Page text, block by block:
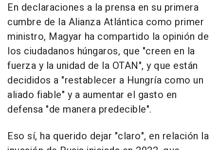
En declaraciones a la prensa en su primera
cumbre de la Alianza Atlántica como primer
ministro, Magyar ha compartido la opinión de
los ciudadanos húngaros, que "creen en la
fuerza y la unidad de la OTAN", y que están
decididos a "restablecer a Hungría como un
aliado fiable" y a aumentar el gasto en
defensa "de manera predecible".
Eso sí, ha querido dejar "claro", en relación la